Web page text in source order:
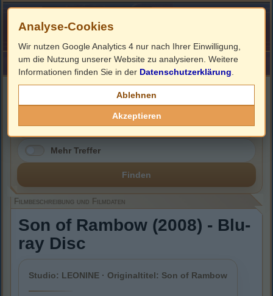
HOME ImpressumLinks
Filmbeschreibung, Cover & Blu-ray Infos
Mehr Treffer
Finden
Filmbeschreibung und Filmdaten
Son of Rambow (2008) - Blu-
ray Disc
Studio: LEONINE · Originaltitel: Son of Rambow
Analyse-Cookies
Wir nutzen Google Analytics 4 nur nach Ihrer Einwilligung,
um die Nutzung unserer Website zu analysieren. Weitere
Informationen finden Sie in der Datenschutzerklärung
Ablehnen
Akzeptieren